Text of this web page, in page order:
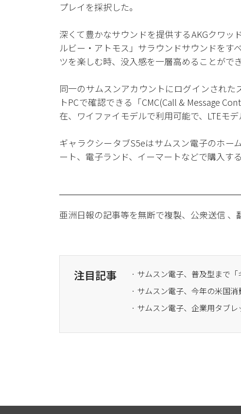
プレイを採択した。
深くて豊かなサウンドを提供するAKGクワ
ルビー・アトモス」サラウンドサウンドをす
ツを楽しむ時、没入感を一層高めることがで
同一のサムスンアカウントにログインされ
トPCで確認できる「CMC(Call & Message
在、ワイファイモデルで利用可能で、LTEモデ
ギャラクシータブS5eはサムスン電子のホー
ート、電子ランド、イーマートなどで購入す
亜洲日報の記事等を無断で複製、公衆送信 、
注目記事
· サムスン電子、普及型まで
· ​サムスン電子、今年の米国